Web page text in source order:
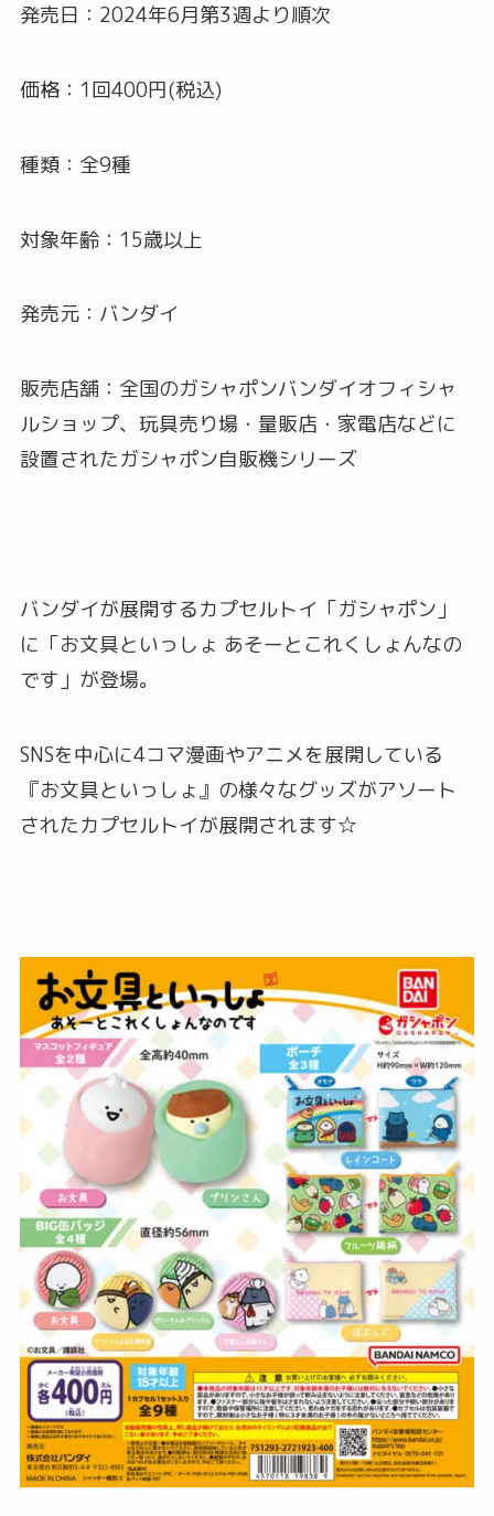
発売日：2024年6月第3週より順次
価格：1回400円(税込)
種類：全9種
対象年齢：15歳以上
発売元：バンダイ
販売店舗：全国のガシャポンバンダイオフィシャ
ルショップ、玩具売り場・量販店・家電店などに
設置されたガシャポン自販機シリーズ
バンダイが展開するカプセルトイ「ガシャポン」
に「お文具といっしょ あそーとこれくしょんなの
です」が登場。
SNSを中心に4コマ漫画やアニメを展開している
『お文具といっしょ』の様々なグッズがアソート
されたカプセルトイが展開されます☆